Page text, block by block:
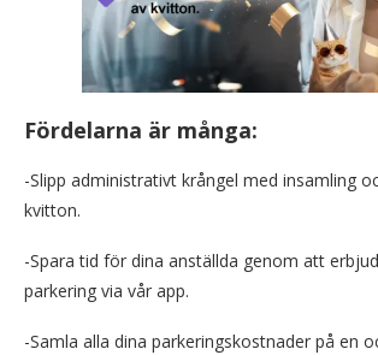
Fördelarna är många:
-Slipp administrativt krångel med insamling
kvitton.
-Spara tid för dina anställda genom att
parkering via vår app.
-Samla alla dina parkeringskostnader på en